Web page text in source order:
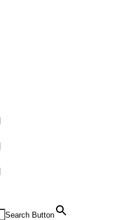
Search Button